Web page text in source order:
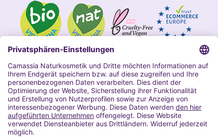
Impressum
Allgemeine Geschäftsbedingungen
Datenschutzerklärung Camassia
Widerrufsbelehrung
Copyright 2020 | Alle Rechte vorbehalten